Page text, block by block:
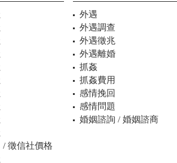
/ 徵信社價格
外遇
外遇調查
外遇徵兆
外遇離婚
抓姦
抓姦費用
感情挽回
感情問題
婚姻諮詢 / 婚姻諮商